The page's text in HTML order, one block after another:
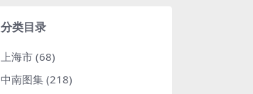
分类目录
上海市 (68)
中南图集 (218)